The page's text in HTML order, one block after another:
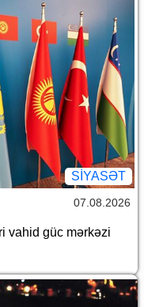
SİYASƏT
07.08.2026
vahid güc mərkəzi